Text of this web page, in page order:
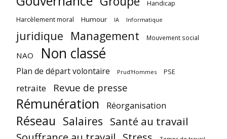
Handicap
Harcèlement moral Humour IA Informatique
juridique Management Mouvement social
NAO Non classé
Plan de départ volontaire Prud'Hommes PSE
retraite Revue de presse
Rémunération Réorganisation
Réseau Salaires Santé au travail